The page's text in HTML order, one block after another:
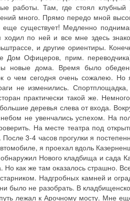
работы. Там, где стоял клубный
много. Прямо передо мной
еще существует! Медленно
по ней и все мне здесь
и другие ориентиры.
Офицеров, прим.
новые дома. Время было
о чем сегодня очень сожалею. Но
не изменились.
практически такой же.
деревья слева от входа.
не увенчались успехом. На
На месте театра под
3-4 часов прогулки я
я проехал вдоль
Нового кладбища и сада
как же там оказалось страшно.
Надгробных камней и
было не разобрать. В
лежал к Арочному мосту. Мне